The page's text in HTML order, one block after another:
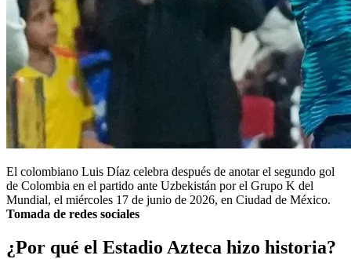
El colombiano Luis Díaz celebra después de anotar el segundo gol
de Colombia en el partido ante Uzbekistán por el Grupo K del
Mundial, el miércoles 17 de junio de 2026, en Ciudad de México.
Tomada de redes sociales
¿Por qué el Estadio Azteca hizo historia?